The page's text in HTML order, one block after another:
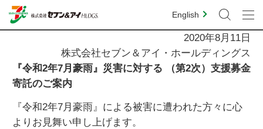
English
2020年8月11日
株式会社セブン＆アイ・ホールディングス
『令和2年7月豪雨』災害に対する （第2次）支援募金
寄託のご案内
『令和2年7月豪雨』による被害に遭われた方々に心
よりお見舞い申し上げます。